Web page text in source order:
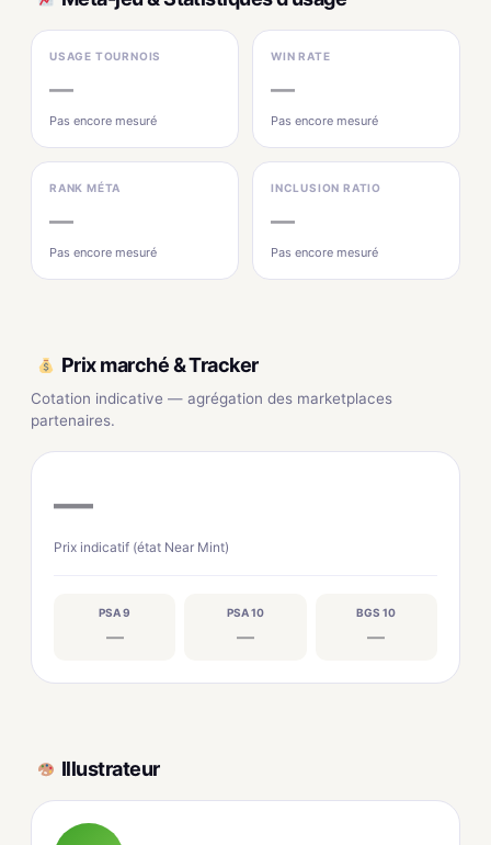
USAGE TOURNOIS
—
Pas encore mesuré
WIN RATE
—
Pas encore mesuré
RANK MÉTA
—
Pas encore mesuré
INCLUSION RATIO
—
Pas encore mesuré
Prix marché & Tracker
Cotation indicative — agrégation des marketplaces
partenaires.
—
Prix indicatif (état Near Mint)
PSA 9
—
PSA 10
—
BGS 10
—
Illustrateur